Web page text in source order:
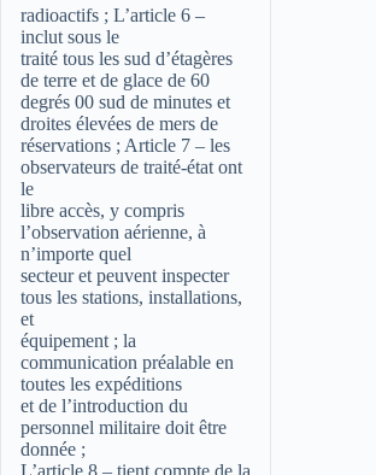
radioactifs ; L’article 6 –
inclut sous le
traité tous les sud d’étagères
de terre et de glace de 60
degrés 00 sud de minutes et
droites élevées de mers de
réservations ; Article 7 – les
observateurs de traité-état ont
le
libre accès, y compris
l’observation aérienne, à
n’importe quel
secteur et peuvent inspecter
tous les stations, installations,
et
équipement ; la
communication préalable en
toutes les expéditions
et de l’introduction du
personnel militaire doit être
donnée ;